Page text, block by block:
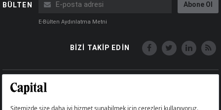
BÜLTEN Abone Ol
E-Bülten Aydınlatma Metni
BİZİ TAKİP EDİN
Big Medya Teknoloji A.Ş.